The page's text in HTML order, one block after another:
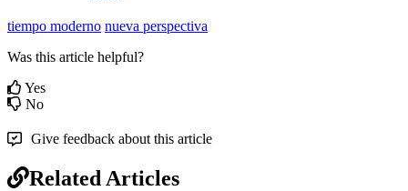
tiempo moderno nueva perspectiva
Was this article helpful?
Yes
No
Give feedback about this article
Related Articles